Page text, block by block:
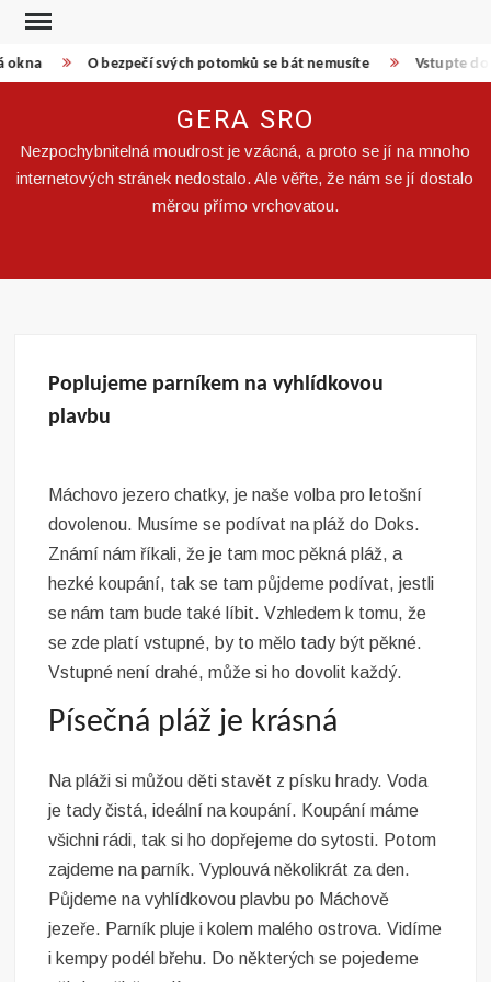
Skip
content
okna O bezpečí svých potomků se bát nemusíte Vstupte do
GERA SRO
Nezpochybnitelná moudrost je vzácná, a proto se jí na mnoho
internetových stránek nedostalo. Ale věřte, že nám se jí dostalo
měrou přímo vrchovatou.
Poplujeme parníkem na vyhlídkovou
plavbu
Máchovo jezero chatky, je naše volba pro letošní
dovolenou. Musíme se podívat na pláž do Doks.
Známí nám říkali, že je tam moc pěkná pláž, a
hezké koupání, tak se tam půjdeme podívat, jestli
se nám tam bude také líbit. Vzhledem k tomu, že
se zde platí vstupné, by to mělo tady být pěkné.
Vstupné není drahé, může si ho dovolit každý.
Písečná pláž je krásná
Na pláži si můžou děti stavět z písku hrady. Voda
je tady čistá, ideální na koupání. Koupání máme
všichni rádi, tak si ho dopřejeme do sytosti. Potom
zajdeme na parník. Vyplouvá několikrát za den.
Půjdeme na vyhlídkovou plavbu po Máchově
jezeře. Parník pluje i kolem malého ostrova. Vidíme
i kempy podél břehu. Do některých se pojedeme